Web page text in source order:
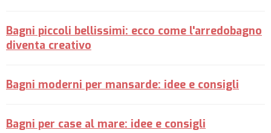
Bagni piccoli bellissimi: ecco come l'arredobagno
diventa creativo
Bagni moderni per mansarde: idee e consigli
Bagni per case al mare: idee e consigli